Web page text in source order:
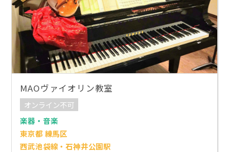
MAOヴァイオリン教室
オンライン不可
楽器・音楽
東京都 練馬区
西武池袋線・石神井公園駅